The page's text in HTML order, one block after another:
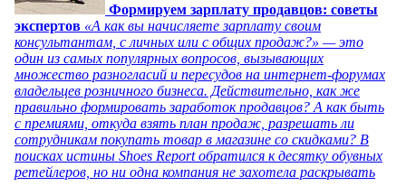
Формируем зарплату продавцов: советы
экспертов «А как вы начисляете зарплату своим
консультантам, с личных или с общих продаж?» — это
один из самых популярных вопросов, вызывающих
множество разногласий и пересудов на интернет-форумах
владельцев розничного бизнеса. Действительно, как же
правильно формировать заработок продавцов? А как быть
с премиями, откуда взять план продаж, разрешать ли
сотрудникам покупать товар в магазине со скидками? В
поисках истины Shoes Report обратился к десятку обувных
ретейлеров, но ни одна компания не захотела раскрывать